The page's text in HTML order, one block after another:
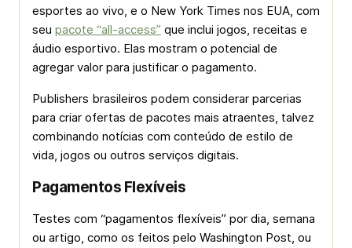
esportes ao vivo, e o New York Times nos EUA, com
seu pacote “all-access” que inclui jogos, receitas e
áudio esportivo. Elas mostram o potencial de
agregar valor para justificar o pagamento.
Publishers brasileiros podem considerar parcerias
para criar ofertas de pacotes mais atraentes, talvez
combinando notícias com conteúdo de estilo de
vida, jogos ou outros serviços digitais.
Pagamentos Flexíveis
Testes com “pagamentos flexíveis” por dia, semana
ou artigo, como os feitos pelo Washington Post, ou